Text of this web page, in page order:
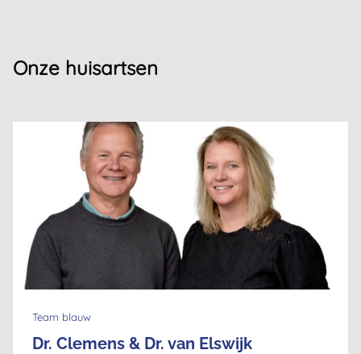
Onze huisartsen
Team blauw
Dr. Clemens & Dr. van Elswijk